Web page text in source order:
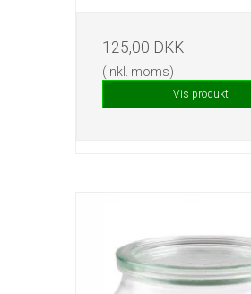
125,00 DKK
(inkl. moms)
Vis produkt